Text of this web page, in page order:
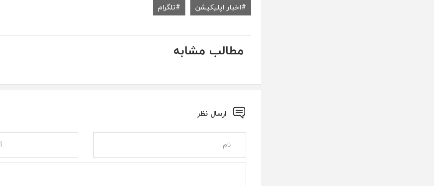
اخبار اپلیکیشن تلگرام
مطالب مشابه
ارسال نظر